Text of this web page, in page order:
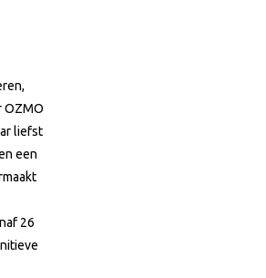
OZMO
liefst
een
26